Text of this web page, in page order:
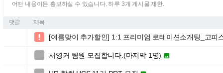
어떤 내용이든 홍보하실 수 있습니다. 하루 3개 게시물 제한.
댓글 제목
 [여름맞이 추가할인] 1:1 프리미엄 로테이션소개팅_고피
서영커 팀원 모집합니다.(마지막 1명) 